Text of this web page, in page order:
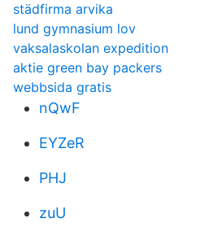
städfirma arvika
lund gymnasium lov
vaksalaskolan expedition
aktie green bay packers
webbsida gratis
nQwF
EYZeR
PHJ
zuU